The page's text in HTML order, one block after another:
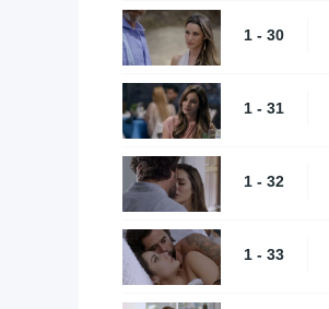
1 - 30
1 - 31
1 - 32
1 - 33